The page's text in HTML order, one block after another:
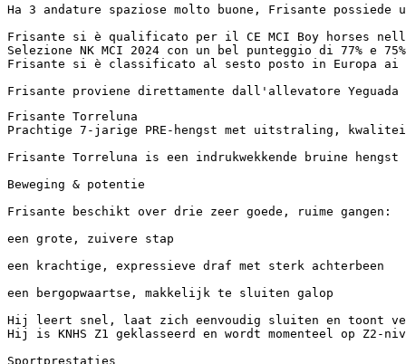
Ha 3 andature spaziose molto buone, Frisante
Frisante si è qualificato per il CE MCI Boy horses
Selezione NK MCI 2024 con un bel punteggio di 77% e
Frisante si è classificato al sesto posto in Europa ai
Frisante proviene direttamente dall'allevatore Yeguada
Frisante Torreluna
Prachtige 7-jarige PRE-hengst met uitstraling,
Frisante Torreluna is een indrukwekkende bruine
Beweging & potentie
Frisante beschikt over drie zeer goede, ruime gangen:
een grote, zuivere stap
een krachtige, expressieve draf met sterk achterbeen
een bergopwaartse, makkelijk te sluiten galop
Hij leert snel, laat zich eenvoudig sluiten en toont
Hij is KNHS Z1 geklasseerd en wordt momenteel op Z2-
Sportprestaties